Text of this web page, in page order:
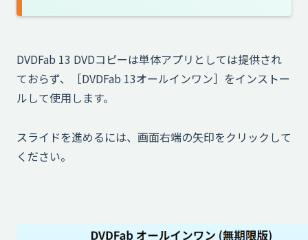
DVDFab 13 DVDコピーは単体アプリとしては提供され
ておらず、［DVDFab 13オールインワン］をインストー
ルして使用します。
スライドを進めるには、画面右端の矢印をクリックして
ください。